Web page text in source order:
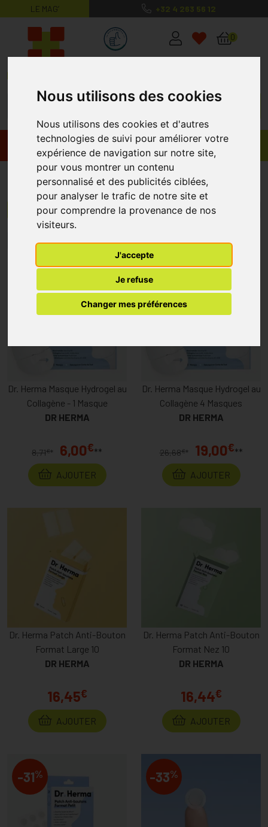
Nous utilisons des cookies
Nous utilisons des cookies et d'autres
technologies de suivi pour améliorer votre
expérience de navigation sur notre site,
pour vous montrer un contenu
personnalisé et des publicités ciblées,
pour analyser le trafic de notre site et
pour comprendre la provenance de nos
visiteurs.
J'accepte
Je refuse
Changer mes préférences
LE MAG’ +32 4 263 56 12
MaPharmacie.be ma santé, mes
0
Promos Produits
Dr Herma
Menu/Filtres
Dr. Herma Masque Hydrogel au
Collagène - 1 Masque
DR HERMA
8,71€* 6,00€**
AJOUTER
-29
Dr. Herma Masque Hydrogel au
Collagène 4 Masques
DR HERMA
26,68€ * 19,00€**
AJOUTER
Dr. Herma Patch Anti-Bouton
Format Large 10
DR HERMA
16,45€
AJOUTER
Dr. Herma Patch Anti-Bouton
Format Nez 10
DR HERMA
16,44€
AJOUTER
-31% -33%